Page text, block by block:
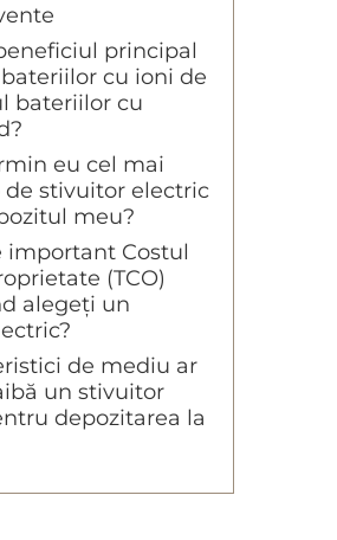
principal
cu ioni de
bateriilor cu
eu cel mai
stivuitor electric
meu?
important Costul
(TCO)
alegeți un
de mediu ar
un stivuitor
depozitarea la